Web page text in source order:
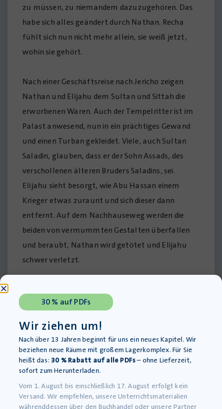
zu müssen, zu niemandem dazuzugehören. Das
habe sich alles geändert durch Nathan. Recha
fühlt sich nun nicht mehr allein, sie weiß jetzt,
wohin sie gehört.
Nach einer Geschäftsreise nach Jericho zeigen
Nathan und Elijahu dem Sultan und Sittah die
erworbenen Waren. Auch der Tempelritter ist im
Palast anwesend, nun in ein prächtiges Gewand
und einen Turban gekleidet. Viele, auch Sultan
Saladin, glauben, dass er der Sohn Assads, des
verschollenen älteren Bruders Saladins, sei.
Elijahu sieht besorgt, wie Abu Hassan einem
Krieger etwas zuraunt und sich dieser dann
entfernt. Auf dem Nachhauseweg werden die
beiden von vermummten Gestalten überfallen
und beraubt, Nathan wird getötet und Elijahu
schwer verletzt.
verlassen. Der Tempelritter spricht von Rache.
Recha will nichts davon wissen, da ihr Vater
Templer erzählt Recha von seinem Gang zum
Patriarchen, bei dem dieser den Tod Nathans
sei er ein verlassenes, verlorenes Kind. Recha
30 % auf PDFs
Wir ziehen um!
Nach über 13 Jahren beginnt für uns ein neues Kapitel. Wir
beziehen neue Räume mit großem Lagerkomplex. Für Sie
heißt das: 30 % Rabatt auf alle PDFs– ohne Lieferzeit,
sofort zum Herunterladen.
Vom 1. August bis einschließlich 17. August erfolgt kein
Versand. Wir empfehlen, unsere Unterrichtsmaterialien
währenddessen über den Buchhandel oder unsere Partner